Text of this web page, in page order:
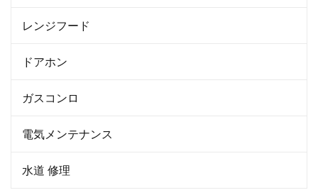
レンジフード
ドアホン
ガスコンロ
電気メンテナンス
水道 修理